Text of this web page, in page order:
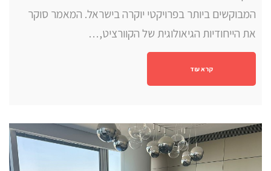
המבוקשים ביותר בפרויקטי יוקרה בישראל. המאמר סוקר
את הייחודיות הגיאולוגית של הקוורציט,…
קרא עוד